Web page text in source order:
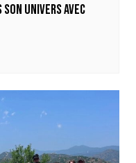
univers avec